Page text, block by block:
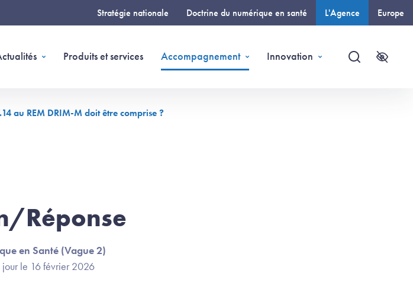
Stratégie nationale Doctrine du numérique en santé L'Agence Europe
Produits et services Accompagnement Innovation
Recherche
au REM DRIM-M doit être comprise ?
Réponse
en Santé (Vague 2)
jour le 16 février 2026